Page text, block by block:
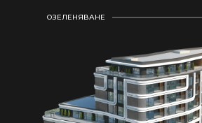
ОЗЕЛЕНЯВАНЕ